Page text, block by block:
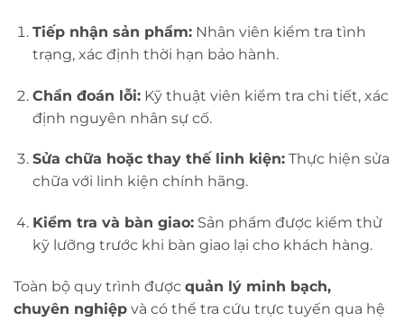
Tiếp nhận sản phẩm:Nhân viên kiểm tra tình
trạng, xác định thời hạn bảo hành.
Chẩn đoán lỗi:Kỹ thuật viên kiểm tra chi tiết, xác
định nguyên nhân sự cố.
Sửa chữa hoặc thay thế linh kiện:Thực hiện sửa
chữa với linh kiện chính hãng.
Kiểm tra và bàn giao:Sản phẩm được kiểm thử
kỹ lưỡng trước khi bàn giao lại cho khách hàng.
Toàn bộ quy trình được quản lý minh bạch,
chuyên nghiệp và có thể tra cứu trực tuyến qua hệ